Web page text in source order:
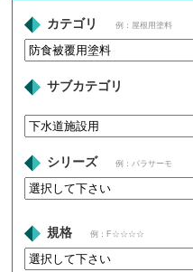
カテゴリ 例：屋根用塗料
サブカテゴリ
シリーズ 例：パラサーモ
規格 例：F☆☆☆☆